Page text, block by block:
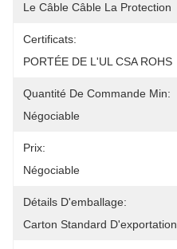
Le Câble Câble La Protection
Certificats:
PORTÉE DE L'UL CSA ROHS
Quantité De Commande Min:
Négociable
Prix:
Négociable
Détails D'emballage:
Carton Standard D'exportation